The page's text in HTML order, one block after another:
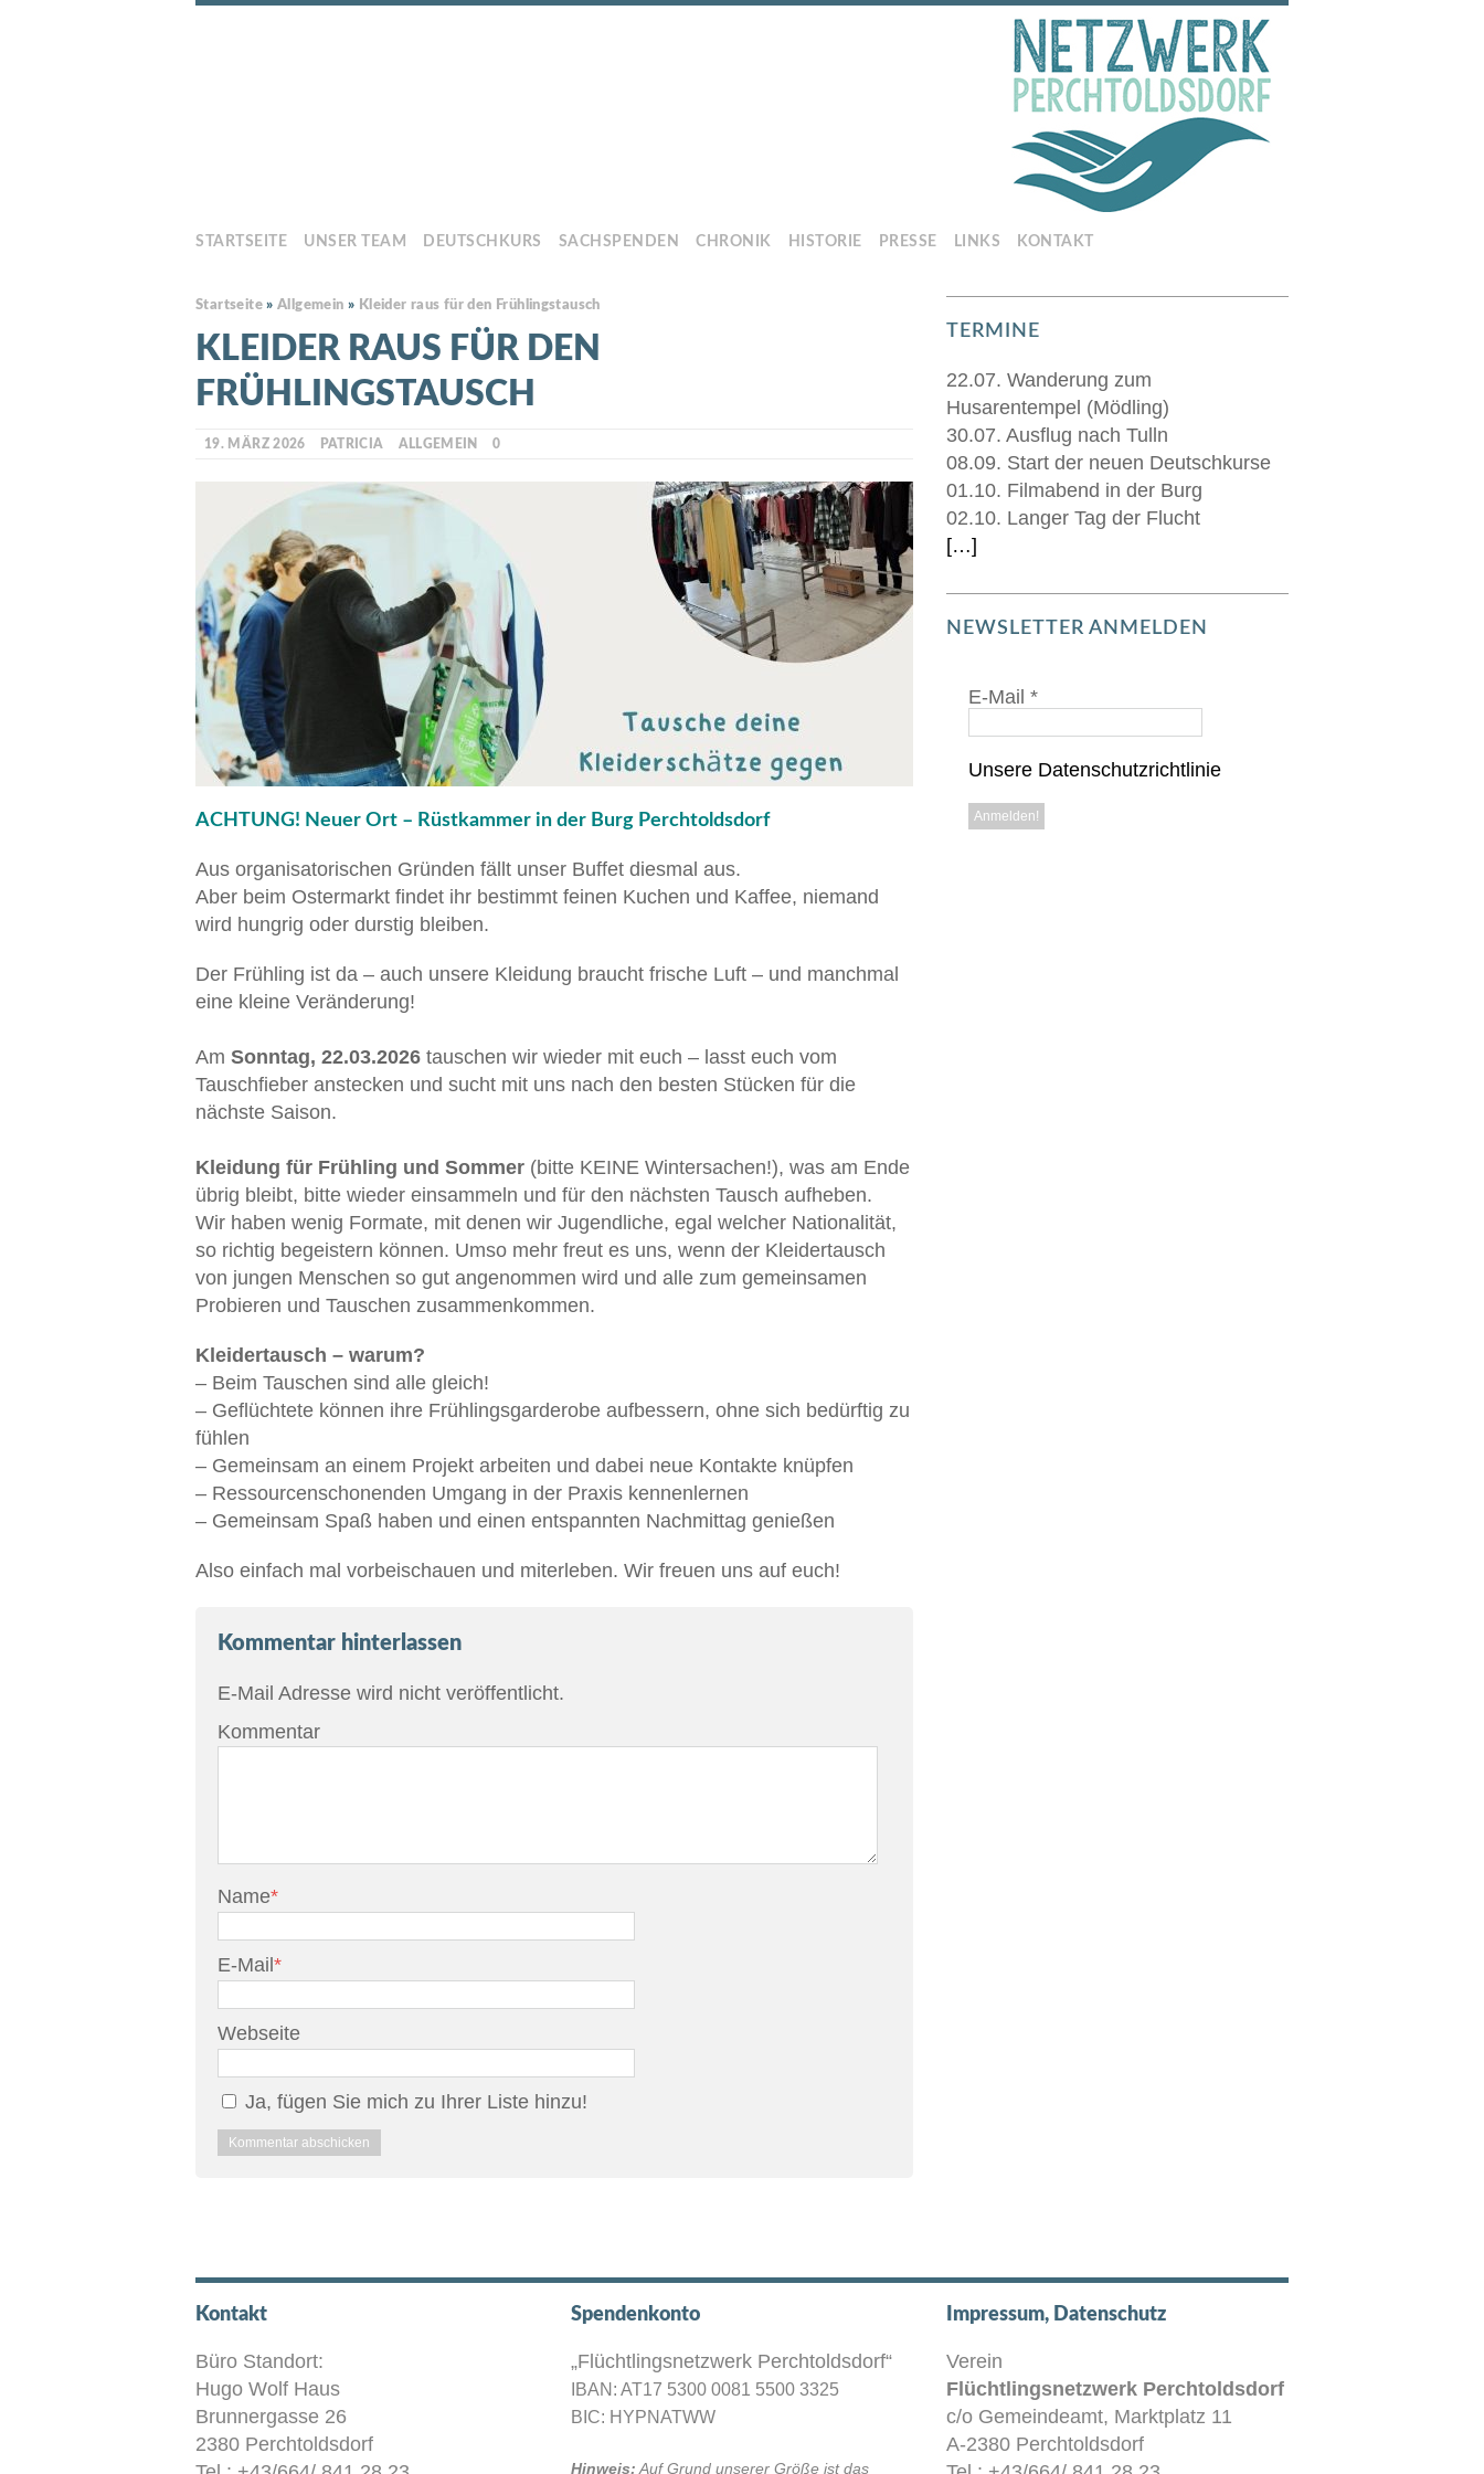
STARTSEITE UNSER TEAM DEUTSCHKURS SACHSPENDEN CHRONIK HISTORIE PRESSE LINKS KONTAKT
Startseite » Allgemein » Kleider raus für den Frühlingstausch
KLEIDER RAUS FÜR DEN
FRÜHLINGSTAUSCH
19. MÄRZ 2026 PATRICIA ALLGEMEIN 0
ACHTUNG! Neuer Ort – Rüstkammer in der Burg Perchtoldsdorf
Aus organisatorischen Gründen fällt unser Buffet diesmal aus.
Aber beim Ostermarkt findet ihr bestimmt feinen Kuchen und Kaffee, niemand
wird hungrig oder durstig bleiben.
Der Frühling ist da – auch unsere Kleidung braucht frische Luft – und manchmal
eine kleine Veränderung!
Am Sonntag, 22.03.2026 tauschen wir wieder mit euch – lasst euch vom
Tauschfieber anstecken und sucht mit uns nach den besten Stücken für die
nächste Saison.
Kleidung für Frühling und Sommer (bitte KEINE Wintersachen!), was am Ende
übrig bleibt, bitte wieder einsammeln und für den nächsten Tausch aufheben.
Wir haben wenig Formate, mit denen wir Jugendliche, egal welcher Nationalität,
so richtig begeistern können. Umso mehr freut es uns, wenn der Kleidertausch
von jungen Menschen so gut angenommen wird und alle zum gemeinsamen
Probieren und Tauschen zusammenkommen.
Kleidertausch – warum?
– Beim Tauschen sind alle gleich!
– Geflüchtete können ihre Frühlingsgarderobe aufbessern, ohne sich bedürftig zu
fühlen
– Gemeinsam an einem Projekt arbeiten und dabei neue Kontakte knüpfen
– Ressourcenschonenden Umgang in der Praxis kennenlernen
– Gemeinsam Spaß haben und einen entspannten Nachmittag genießen
Also einfach mal vorbeischauen und miterleben. Wir freuen uns auf euch!
Kommentar hinterlassen
E-Mail Adresse wird nicht veröffentlicht.
Kommentar
Name*
E-Mail *
Webseite
Ja, fügen Sie mich zu Ihrer Liste hinzu!
TERMINE
22.07. Wanderung zum
Husarentempel (Mödling)
30.07. Ausflug nach Tulln
08.09. Start der neuen Deutschkurse
01.10. Filmabend in der Burg
02.10. Langer Tag der Flucht
[…]
NEWSLETTER ANMELDEN
E-Mail *
Unsere Datenschutzrichtlinie
Kontakt
Büro Standort:
Hugo Wolf Haus
Brunnergasse 26
2380 Perchtoldsdorf
Spendenkonto
„Flüchtlingsnetzwerk Perchtoldsdorf“
IBAN: AT17 5300 0081 5500 3325
BIC: HYPNATWW
Hinweis: Auf Grund unserer Größe ist das
Impressum, Datenschutz
Verein
Flüchtlingsnetzwerk Perchtoldsdorf
c/o Gemeindeamt, Marktplatz 11
A-2380 Perchtoldsdorf